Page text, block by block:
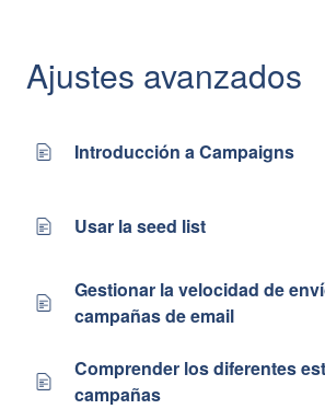
Ajustes avanzados
Introducción a Campaigns
Usar la seed list
Gestionar la velocidad de
campañas de email
Comprender los diferentes
campañas